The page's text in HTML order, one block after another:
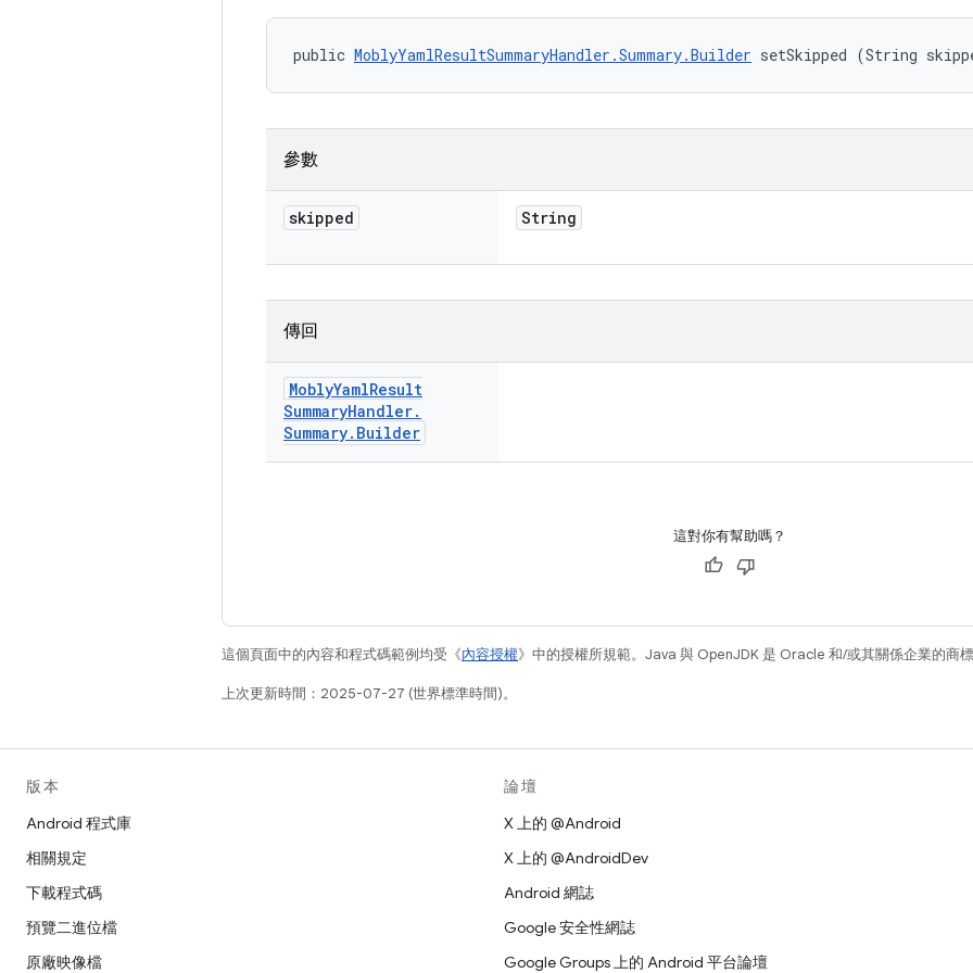
public MoblyYamlResultSummaryHandler.Summary.Builder setSkipped (String
參數
skipped String
傳回
MoblyYamlResult
SummaryHandler.
Summary. Builder
這對你有幫助嗎？
這個頁面中的內容和程式碼範例均受《內容授權》中的授權所規範。Java 與 OpenJDK 是 Oracle 和/或其關係企業的商
上次更新時間：2025-07-27 (世界標準時間)。
版本
Android 程式庫
相關規定
下載程式碼
預覽二進位檔
原廠映像檔
論壇
X 上的 @Android
X 上的 @AndroidDev
Android 網誌
Google 安全性網誌
Google Groups 上的 Android 平台論壇